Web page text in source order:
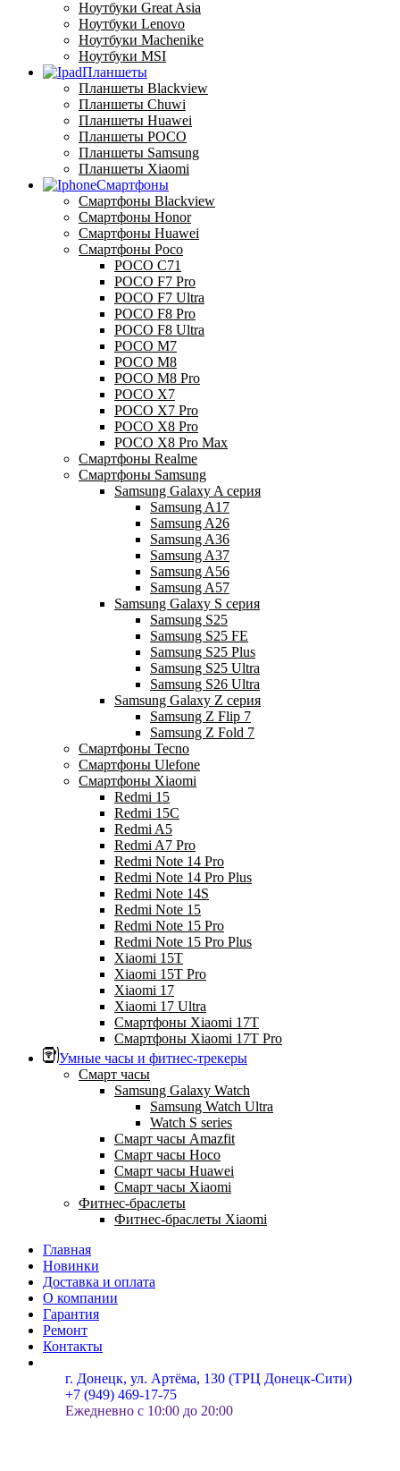
Ноутбуки Great Asia
Ноутбуки Lenovo
Ноутбуки Machenike
Ноутбуки MSI
Планшеты
Планшеты Blackview
Планшеты Chuwi
Планшеты Huawei
Планшеты POCO
Планшеты Samsung
Планшеты Xiaomi
Смартфоны
Смартфоны Blackview
Смартфоны Honor
Смартфоны Huawei
Смартфоны Poco
POCO C71
POCO F7 Pro
POCO F7 Ultra
POCO F8 Pro
POCO F8 Ultra
POCO M7
POCO M8
POCO M8 Pro
POCO X7
POCO X7 Pro
POCO X8 Pro
POCO X8 Pro Max
Смартфоны Realme
Смартфоны Samsung
Samsung Galaxy A серия
Samsung A17
Samsung A26
Samsung A36
Samsung A37
Samsung A56
Samsung A57
Samsung Galaxy S серия
Samsung S25
Samsung S25 FE
Samsung S25 Plus
Samsung S25 Ultra
Samsung S26 Ultra
Samsung Galaxy Z серия
Samsung Z Flip 7
Samsung Z Fold 7
Смартфоны Tecno
Смартфоны Ulefone
Смартфоны Xiaomi
Redmi 15
Redmi 15C
Redmi A5
Redmi A7 Pro
Redmi Note 14 Pro
Redmi Note 14 Pro Plus
Redmi Note 14S
Redmi Note 15
Redmi Note 15 Pro
Redmi Note 15 Pro Plus
Xiaomi 15T
Xiaomi 15T Pro
Xiaomi 17
Xiaomi 17 Ultra
Смартфоны Xiaomi 17Т
Смартфоны Xiaomi 17Т Pro
Умные часы и фитнес-трекеры
Смарт часы
Samsung Galaxy Watch
Samsung Watch Ultra
Watch S series
Смарт часы Amazfit
Смарт часы Hoco
Смарт часы Huawei
Смарт часы Xiaomi
Фитнес-браслеты
Фитнес-браслеты Xiaomi
Главная
Новинки
Доставка и оплата
О компании
Гарантия
Ремонт
Контакты
г. Донецк, ул. Артёма, 130 (ТРЦ Донецк-Сити)
+7 (949) 469-17-75
Ежедневно с 10:00 до 20:00